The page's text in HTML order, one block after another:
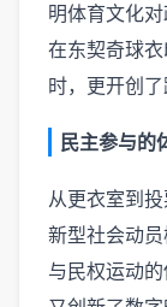
明体育文化
在东契奇球
时，更开创了
民主参与的
从更衣室到
新型社会动
与民权运动